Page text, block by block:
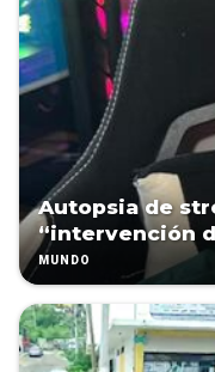
Autopsia de
“intervención
MUNDO